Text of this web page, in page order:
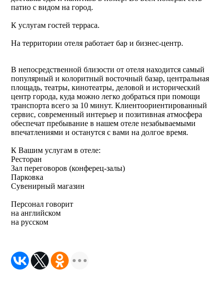
патио с видом на город.
К услугам гостей терраса.
На территории отеля работает бар и бизнес-центр.
В непосредственной близости от отеля находится самый
популярный и колоритный восточный базар, центральная
площадь, театры, кинотеатры, деловой и исторический
центр города, куда можно легко добраться при помощи
транспорта всего за 10 минут. Клиентоориентированный
сервис, современный интерьер и позитивная атмосфера
обеспечат пребывание в нашем отеле незабываемыми
впечатлениями и останутся с вами на долгое время.
К Вашим услугам в отеле:
Ресторан
Зал переговоров (конферец-залы)
Парковка
Сувенирный магазин
Персонал говорит
на английском
на русском